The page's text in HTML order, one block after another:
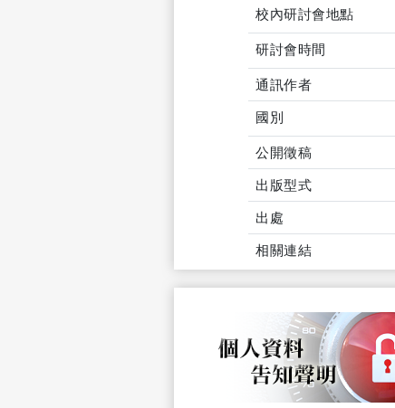
校內研討會地點
研討會時間
通訊作者
國別
公開徵稿
出版型式
出處
相關連結